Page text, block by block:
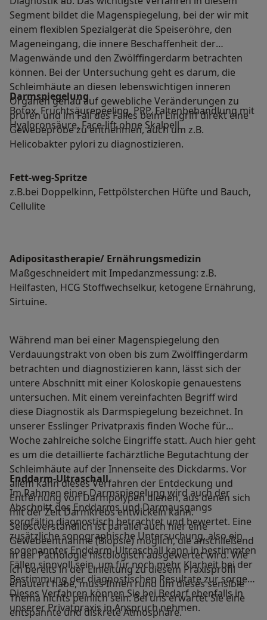
Segment bildet die Magenspiegelung, bei der wir mit
einem flexiblen Spezialgerät die Speiseröhre, den
Mageneingang, die innere Beschaffenheit der
Magenwände und den Zwölffingerdarm betrachten
können. Bei der Untersuchung geht es darum, die
Schleimhäute an diesen lebenswichtigen inneren
Organen genau auf gewebliche Veränderungen zu
prüfen und im Fall des Falles beim Eingriff direkt eine
Gewebeprobe zu entnehmen, auch um z.B.
Helicobakter pylori zu diagnostizieren.
Darmspiegelung
Botox, Fruchtsäurepeeling, PRP, Faltenbehandlung mit
Hyaloronsäure, Face-lift ohne Skalpell
Fett-weg-Spritze
z.B.bei Doppelkinn, Fettpölsterchen Hüfte und Bauch,
Cellulite
Adipositastherapie/ Ernährungsmedizin
Maßgeschneidert mit Impedanzmessung: z.B.
Heilfasten, HCG Stoffwechselkur, ketogene Ernährung,
Sirtuine.
Während man bei einer Magenspiegelung den
Verdauungstrakt von oben bis zum Zwölffingerdarm
betrachten und diagnostizieren kann, lässt sich der
untere Abschnitt mit einer Koloskopie genauestens
untersuchen. Mit einem vereinfachten Begriff wird
diese Diagnostik als Darmspiegelung bezeichnet. In
unserer Esslinger Privatpraxis finden Woche für
Woche zahlreiche solche Eingriffe statt. Auch hier geht
es um die detaillierte fachärztliche Begutachtung der
Schleimhäute auf der Innenseite des Dickdarms. Vor
allem kann dieses Verfahren der Entdeckung und
Entfernung von Darmpolypen dienen, aus denen sich
mit der Zeit Darmkrebs entwickeln kann.
Selbstverständlich ist parallel auch hier eine
Gewebeentnahme (Biopsie) möglich, die anschließend
in der Pathologie histologisch ausgewertet wird. Wie
ich bereits in der Einleitung zu diesem Praxisprofil
erläutert habe, muss Ihnen rund um dieses sensible
Thema nichts peinlich sein. Bei uns erwartet Sie eine
entspannte und diskrete Atmosphäre.
Enddarm-Ultraschall
Im Rahmen einer Darmspiegelung wird auch der
Abschnitt des Enddarms und Darmausgangs
sorgfältig diagnostisch betrachtet und bewertet. Eine
zusätzliche sonographische Untersuchung, also ein
sogenannter Enddarm-Ultraschall kann in bestimmten
Fällen sinnvoll sein, um für noch mehr Klarheit bei der
Bestimmung der diagnostischen Resultate zur sorgen.
Dieses Verfahren können Sie bei Bedarf ebenfalls in
unserer Privatpraxis in Anspruch nehmen.